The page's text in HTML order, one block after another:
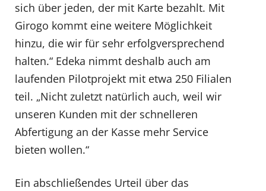
sich über jeden, der mit Karte bezahlt. Mit
Girogo kommt eine weitere Möglichkeit
hinzu, die wir für sehr erfolgversprechend
halten.“ Edeka nimmt deshalb auch am
laufenden Pilotprojekt mit etwa 250 Filialen
teil. „Nicht zuletzt natürlich auch, weil wir
unseren Kunden mit der schnelleren
Abfertigung an der Kasse mehr Service
bieten wollen.“
Ein abschließendes Urteil über das